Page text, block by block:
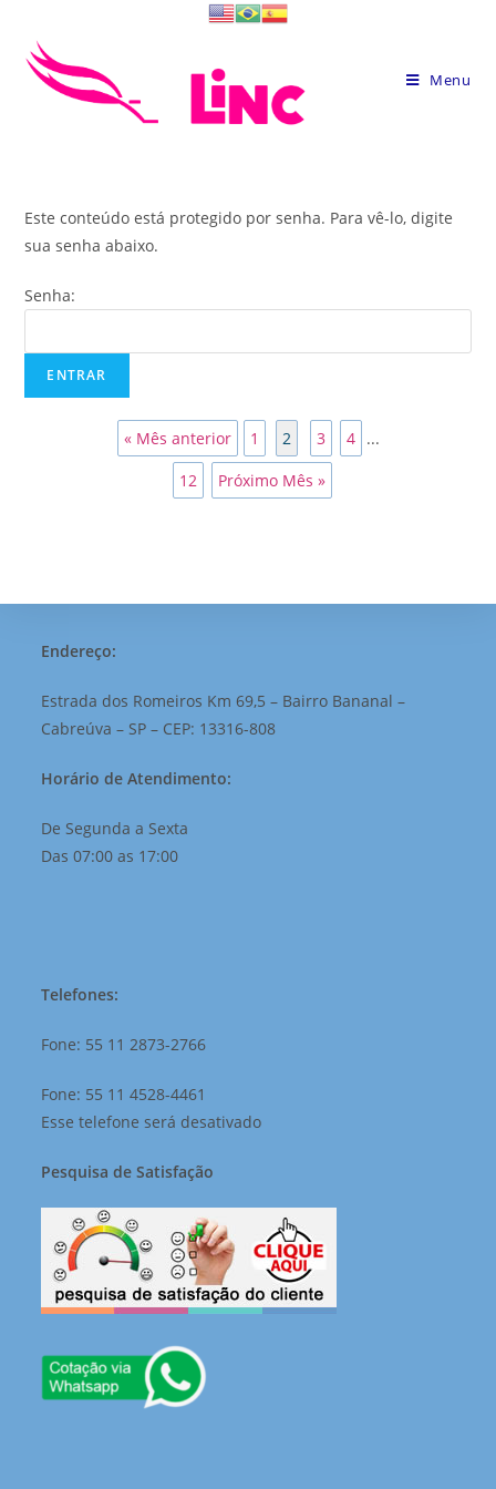
content
Menu
Este conteúdo está protegido por senha. Para vê-lo, digite
sua senha abaixo.
Senha:
« Mês anterior 1 2 3 4
...
12
Próximo Mês »
Endereço:
Estrada dos Romeiros Km 69,5 – Bairro Bananal –
Cabreúva – SP – CEP: 13316-808
Horário de Atendimento:
De Segunda a Sexta
Das 07:00 as 17:00
Telefones:
Fone: 55 11 2873-2766
Fone: 55 11 4528-4461
Esse telefone será desativado
Pesquisa de Satisfação